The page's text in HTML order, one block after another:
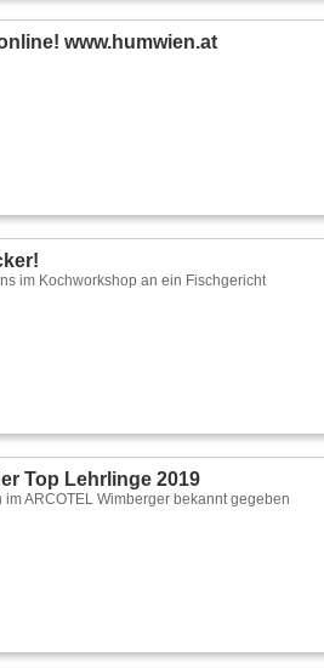
www.humwien.at
im Kochworkshop an ein Fischgericht
Top Lehrlinge 2019
im ARCOTEL Wimberger bekannt gegeben